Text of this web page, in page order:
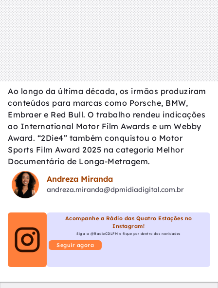
Ao longo da última década, os irmãos produziram
conteúdos para marcas como Porsche, BMW,
Embraer e Red Bull. O trabalho rendeu indicações
ao International Motor Film Awards e um Webby
Award. “2Die4” também conquistou o Motor
Sports Film Award 2025 na categoria Melhor
Documentário de Longa-Metragem.
Andreza Miranda
andreza.miranda@dpmidiadigital.com.br
Acompanhe a Rádio das Quatro Estações no
Instagram!
Siga a @RadioCDLFM e fique por dentro das novidades
Seguir agora